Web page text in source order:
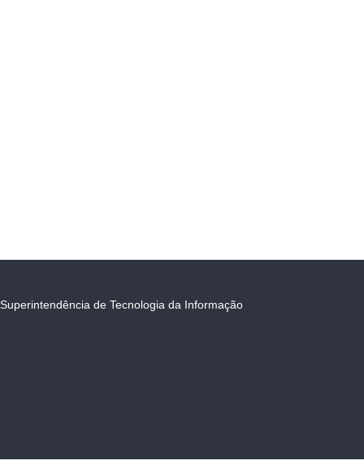
Superintendência de Tecnologia da Informação